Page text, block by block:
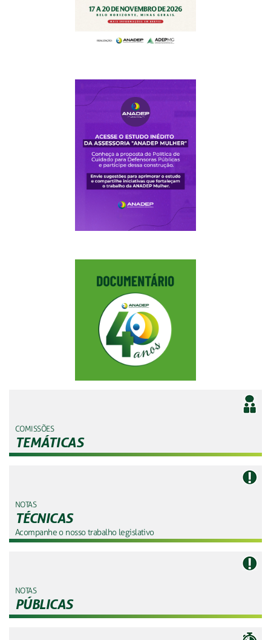
COMISSÕES
TEMÁTICAS
NOTAS
TÉCNICAS
Acompanhe o nosso trabalho legislativo
NOTAS
PÚBLICAS